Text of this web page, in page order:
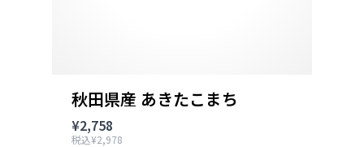
秋田県産 あきたこまち
¥2,758
税込¥2,978